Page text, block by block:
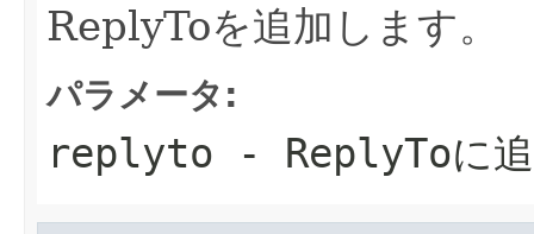
ReplyToを追加します。
パラメータ:
replyto - ReplyToに追